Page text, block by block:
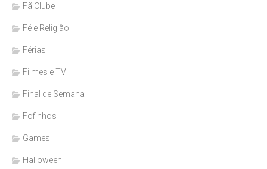
Fã Clube
Fé e Religião
Férias
Filmes e TV
Final de Semana
Fofinhos
Games
Halloween